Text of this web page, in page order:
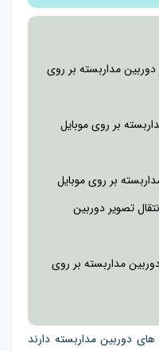
مداربسته بر روی
بر روی موبایل
بر روی موبایل
تصویر دوربین
مداربسته بر روی
دوربین مداربسته دارند